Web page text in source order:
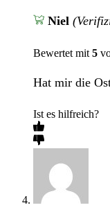
Niel
Bewertet mit 5
Hat mir die
Ist es hilfreich?